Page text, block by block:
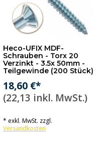
Heco-UFIX MDF-
Schrauben - Torx 20
Verzinkt - 3.5x 50mm -
Teilgewinde (200 Stück)
18,60 €*
(22,13 inkl. MwSt.)
* exkl. MwSt. zzgl.
Versandkosten